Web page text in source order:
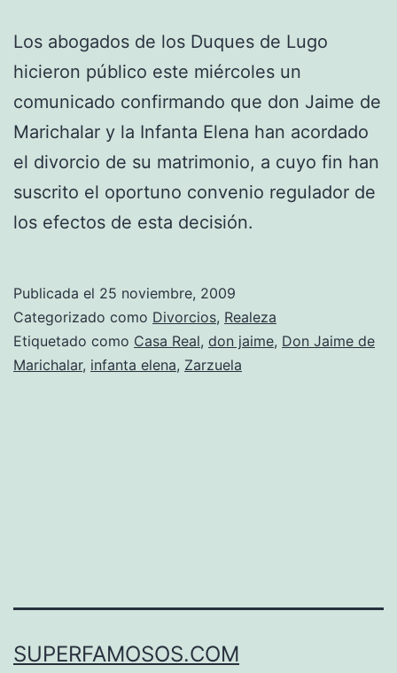
Los abogados de los Duques de Lugo
hicieron público este miércoles un
comunicado confirmando que don Jaime de
Marichalar y la Infanta Elena han acordado
el divorcio de su matrimonio, a cuyo fin han
suscrito el oportuno convenio regulador de
los efectos de esta decisión.
Publicada el 25 noviembre, 2009
Categorizado como Divorcios, Realeza
Etiquetado como Casa Real, don jaime, Don Jaime de
Marichalar, infanta elena, Zarzuela
SUPERFAMOSOS.COM